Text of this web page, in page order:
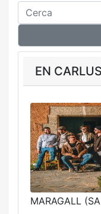
Cerca
EN
MARAGALL